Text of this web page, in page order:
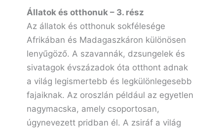
Állatok és otthonuk – 3. rész
Az állatok és otthonuk sokfélesége
Afrikában és Madagaszkáron különösen
lenyűgöző. A szavannák, dzsungelek és
sivatagok évszázadok óta otthont adnak
a világ legismertebb és legkülönlegesebb
fajaiknak. Az oroszlán például az egyetlen
nagymacska, amely csoportosan,
úgynevezett pridban él. A zsiráf a világ